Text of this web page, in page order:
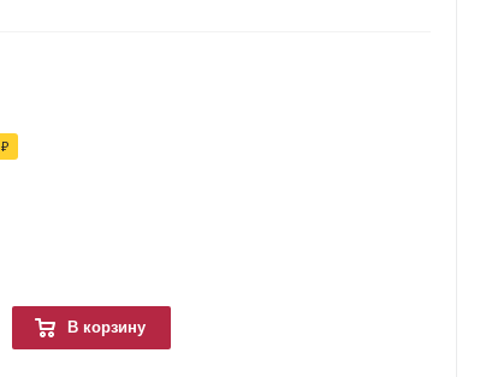
₽
В корзину